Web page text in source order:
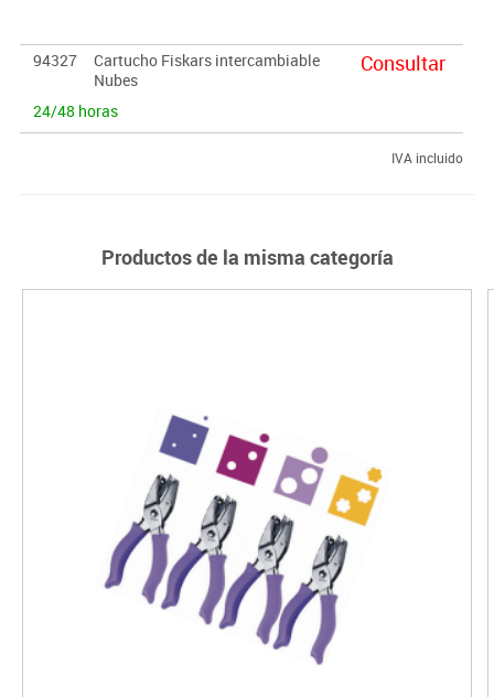
94327
Cartucho Fiskars intercambiable
Nubes
24/48 horas
Consultar
IVA incluido
Productos de la misma categoría